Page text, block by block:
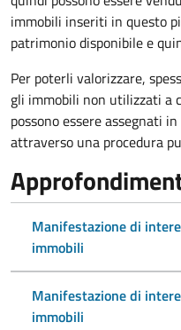
immobili inseriti in questo
patrimonio disponibile e
Per poterli valorizzare,
gli immobili non utilizzati a
possono essere assegnati
attraverso una procedura
Manifestazione di
immobili
Manifestazione di
immobili